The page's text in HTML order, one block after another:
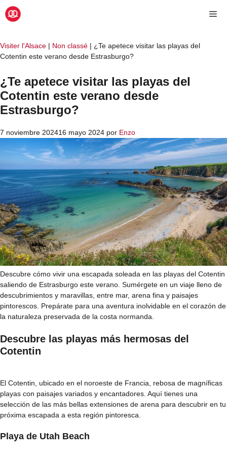
Saltar
Visiter l'Alsace | Non classé | ¿Te apetece visitar las playas del
Cotentin este verano desde Estrasburgo?
¿Te apetece visitar las playas del
Cotentin este verano desde
Estrasburgo?
7 noviembre 202416 mayo 2024 por Enzo
Descubre cómo vivir una escapada soleada en las playas del Cotentin
saliendo de Estrasburgo este verano. Sumérgete en un viaje lleno de
descubrimientos y maravillas, entre mar, arena fina y paisajes
pintorescos. Prepárate para una aventura inolvidable en el corazón de
la naturaleza preservada de la costa normanda.
Descubre las playas más hermosas del
Cotentin
El Cotentin, ubicado en el noroeste de Francia, rebosa de magníficas
playas con paisajes variados y encantadores. Aquí tienes una
selección de las más bellas extensiones de arena para descubrir en tu
próxima escapada a esta región pintoresca.
Playa de Utah Beach